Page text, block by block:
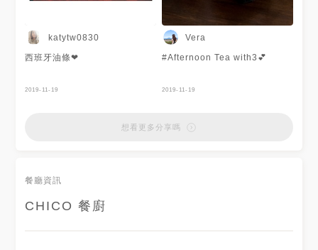
katytw0830
西班牙油條❤
2019-11-19
Vera
#Afternoon Tea with3💕
2019-11-19
想看更多分享嗎
餐廳資訊
CHICO 餐廚